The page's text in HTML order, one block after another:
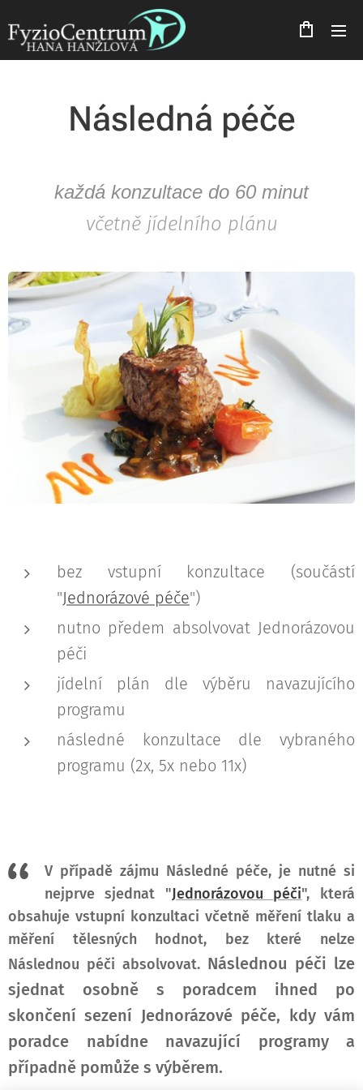
Následná péče
každá konzultace do 60 minut
včetně jídelního plánu
bez vstupní konzultace (součástí
"Jednorázové péče")
nutno předem absolvovat Jednorázovou
péči
jídelní plán dle výběru navazujícího
programu
následné konzultace dle vybraného
programu (2x, 5x nebo 11x)
V případě zájmu Následné péče, je nutné si
nejprve sjednat "Jednorázovou péči", která
obsahuje vstupní konzultaci včetně měření tlaku a
měření tělesných hodnot, bez které nelze
Následnou péči absolvovat. Následnou péči lze
sjednat osobně s poradcem ihned po
skončení sezení Jednorázové péče, kdy vám
poradce nabídne navazující programy a
případně pomůže s výběrem.